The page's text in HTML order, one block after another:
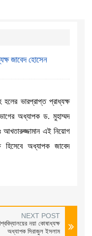
জাবেদ হোসেন
হলের ভারপ্রাপ্ত প্রাধ্যক্ষ
অধ্যাপক ড. মুহাম্মদ
আখতারুজ্জামান এই নিয়োগ
হিসেবে অধ্যাপক জাবেদ
NEXT POST
নয়া কোষাধ্যক্ষ
অধ্যাপক সিরাজুল ইসলাম